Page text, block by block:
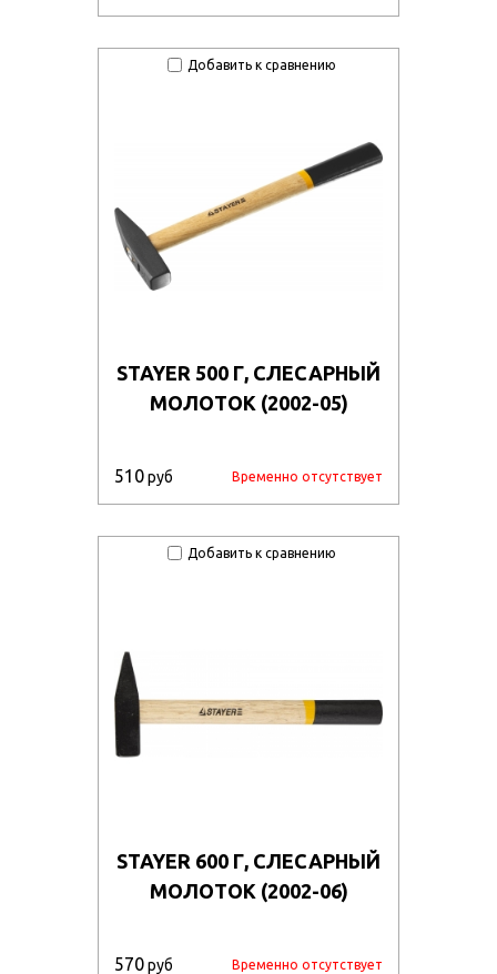
Добавить к сравнению
STAYER 500 Г, СЛЕСАРНЫЙ
МОЛОТОК (2002-05)
510руб Временно отсутствует
Добавить к сравнению
STAYER 600 Г, СЛЕСАРНЫЙ
МОЛОТОК (2002-06)
570руб Временно отсутствует